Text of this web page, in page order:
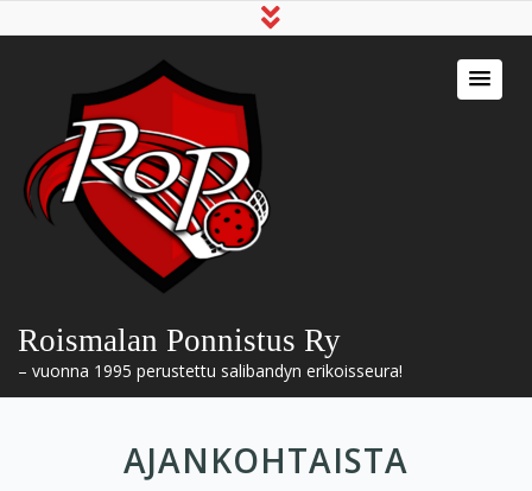
Roismalan Ponnistus Ry
– vuonna 1995 perustettu salibandyn erikoisseura!
AJANKOHTAISTA